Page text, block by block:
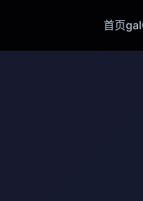
首页